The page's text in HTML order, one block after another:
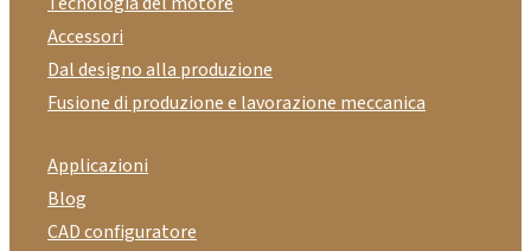
Accessori
Dal designo alla produzione
Fusione di produzione e lavorazione meccanica
Applicazioni
Blog
CAD configuratore